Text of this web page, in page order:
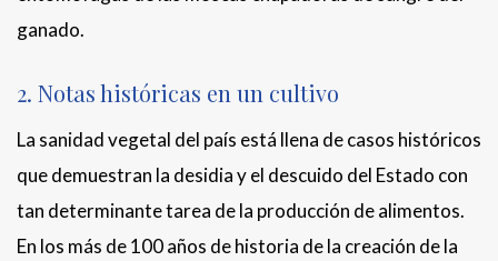
ganado.
2. Notas históricas en un cultivo
La sanidad vegetal del país está llena de casos históricos
que demuestran la desidia y el descuido del Estado con
tan determinante tarea de la producción de alimentos.
En los más de 100 años de historia de la creación de la